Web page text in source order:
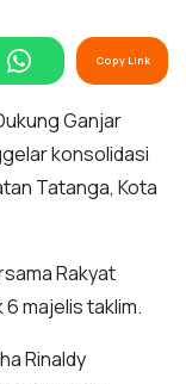
Copy Link
Ganjar
konsolidasi
Tatanga, Kota
Rakyat
6 majelis taklim.
Rinaldy